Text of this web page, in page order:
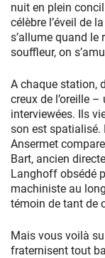
nuit en plein
célèbre l’éveil de
s’allume quand le
souffleur, on
A chaque station,
creux de l’oreille
interviewées. Ils
son est spatialisé.
Ansermet
Bart, ancien
Langhoff obsédé
machiniste au
témoin de tant de
Mais vous voilà
fraternisent tout